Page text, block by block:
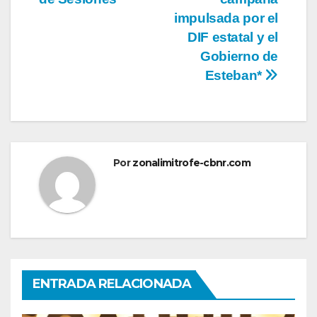
impulsada por el
DIF estatal y el
Gobierno de
Esteban*
Porzonalimitrofe-cbnr.com
ENTRADA RELACIONADA